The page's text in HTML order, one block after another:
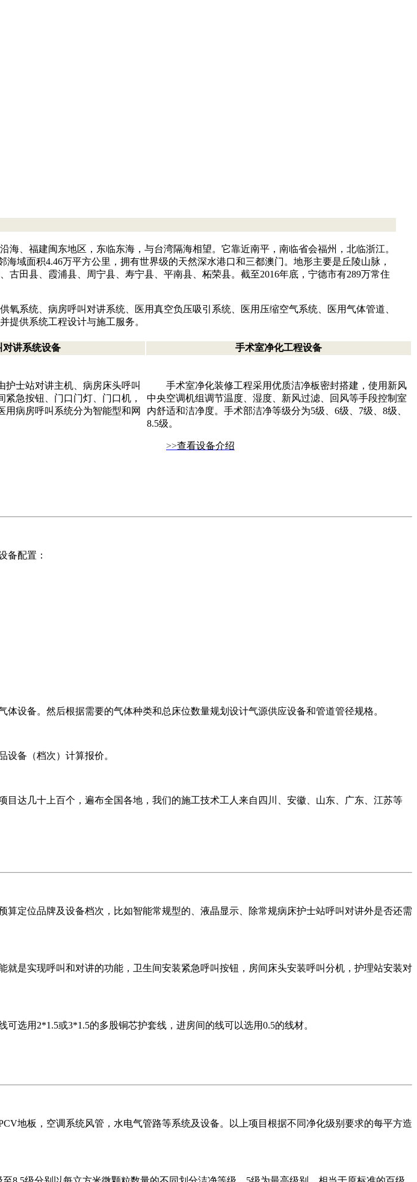
、福建闽东地区，东临东海，与台湾隔海相望。它靠近南平，南临省会福州，北临浙江。
域面积4.46万平方公里，拥有世界级的天然深水港口和三都澳门。地形主要是丘陵山脉，
田县、霞浦县、周宁县、寿宁县、平南县、柘荣县。截至2016年底，宁德市有289万常住
系统、病房呼叫对讲系统、医用真空负压吸引系统、医用压缩空气系统、医用气体管道、
提供系统工程设计与施工服务。
对讲系统设备 手术室净化工程设备
护士站对讲主机、病房床头呼叫
急按钮、门口门灯、门口机，
用病房呼叫系统分为智能型和网
手术室净化装修工程采用优质洁净板密封搭建，使用新风
中央空调机组调节温度、湿度、新风过滤、回风等手段控制室
内舒适和洁净度。手术部洁净等级分为5级、6级、7级、8级、
8.5级。
>>查看设备介绍
备配置：
设备。然后根据需要的气体种类和总床位数量规划设计气源供应设备和管道管径规格。
备（档次）计算报价。
达几十上百个，遍布全国各地，我们的施工技术工人来自四川、安徽、山东、广东、江苏等
定位品牌及设备档次，比如智能常规型的、液晶显示、除常规病床护士站呼叫对讲外是否还需
是实现呼叫和对讲的功能，卫生间安装紧急呼叫按钮，房间床头安装呼叫分机，护理站安装对
选用2*1.5或3*1.5的多股铜芯护套线，进房间的线可以选用0.5的线材。
地板，空调系统风管，水电气管路等系统及设备。以上项目根据不同净化级别要求的每平方造